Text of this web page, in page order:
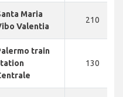
Maria
Valentia
210
train
130